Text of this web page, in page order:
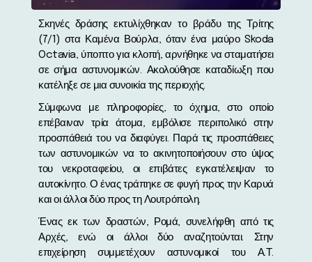
Σκηνές δράσης εκτυλίχθηκαν το βράδυ της Τρίτης
(7/1) στα Καμένα Βούρλα, όταν ένα μαύρο Skoda
Octavia, ύποπτο για κλοπή, αρνήθηκε να σταματήσει
σε σήμα αστυνομικών. Ακολούθησε καταδίωξη που
κατέληξε σε μια συνοικία της περιοχής.
Σύμφωνα με πληροφορίες, το όχημα, στο οποίο
επέβαιναν τρία άτομα, εμβόλισε περιπολικό στην
προσπάθειά του να διαφύγει. Παρά τις προσπάθειες
των αστυνομικών να το ακινητοποιήσουν στο ύψος
του νεκροταφείου, οι επιβάτες εγκατέλειψαν το
αυτοκίνητο. Ο ένας τράπηκε σε φυγή προς την Καρυά
και οι άλλοι δύο προς τη Λουτρόπολη.
Ένας εκ των δραστών, Ρομά, συνελήφθη από τις
Αρχές, ενώ οι άλλοι δύο αναζητούνται. Στην
επιχείρηση συμμετέχουν αστυνομικοί του Α.Τ.